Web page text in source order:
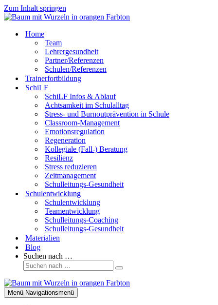
Zum Inhalt springen
Home
Team
Lehrergesundheit
Partner/Referenzen
Schulen/Referenzen
Trainerfortbildung
SchiLF
SchiLF Infos & Ablauf
Achtsamkeit im Schulalltag
Stress- und Burnoutprävention in Schule
Classroom-Management
Emotionsregulation
Regeneration
Kollegiale (Fall-) Beratung
Resilienz
Stress reduzieren
Zeitmanagement
Schulleitungs-Gesundheit
Schulentwicklung
Schulentwicklung
Teamentwicklung
Schulleitungs-Coaching
Schulleitungs-Gesundheit
Materialien
Blog
Suchen nach …
Menü Navigationsmenü